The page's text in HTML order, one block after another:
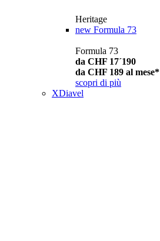
Heritage
new Formula 73
Formula 73
da CHF 17´190
da CHF 189 al mese*
scopri di più
XDiavel